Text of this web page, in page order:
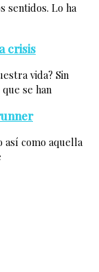
sentidos. Lo ha
crisis
vida? Sin
se han
así como aquella